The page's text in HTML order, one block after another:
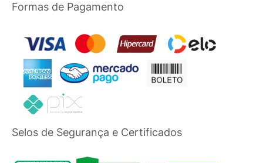
Formas de Pagamento
Selos de Segurança e Certificados